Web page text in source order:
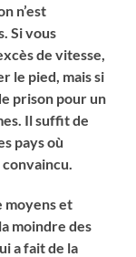
n’est
Si vous
de vitesse,
le pied, mais si
prison pour un
Il suffit de
pays où
moyens et
moindre des
a fait de la